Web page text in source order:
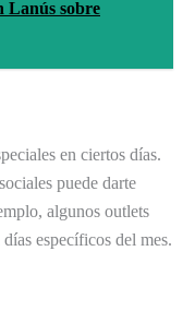
Lanús sobre
en ciertos días.
puede darte
algunos outlets
días específicos del mes.